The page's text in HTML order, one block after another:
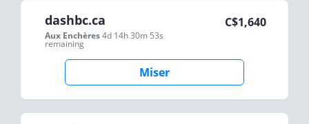
dashbc.ca
Aux Enchères4d 14h 30m 53s
remaining
C$1,640
Miser